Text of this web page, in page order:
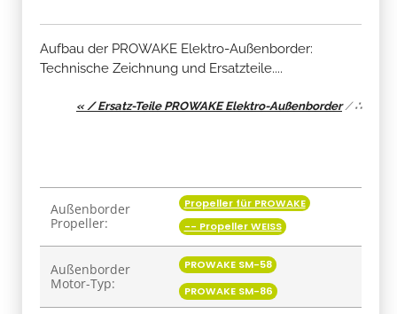
Aufbau der PROWAKE Elektro-Außenborder:
Technische Zeichnung und Ersatzteile....
« / Ersatz-Teile PROWAKE Elektro-Außenborder/∴
Produkteigenschaft
Wert
Außenborder
Propeller:
Propeller für PROWAKE
-- Propeller WEISS
Außenborder
Motor-Typ:
PROWAKE SM-58
PROWAKE SM-86